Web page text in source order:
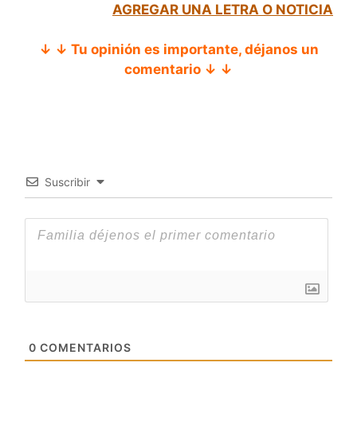
AGREGAR UNA LETRA O NOTICIA
↓ ↓ Tu opinión es importante, déjanos un
comentario ↓ ↓
Suscribir
0 COMENTARIOS